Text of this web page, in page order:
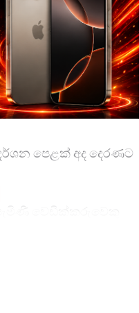
පෙළක් අද දෙරණට
වෙඩික්කරුවෙකු
අනතුරුව